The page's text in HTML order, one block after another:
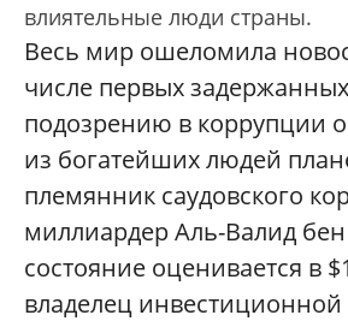
влиятельные люди страны.
Весь мир ошеломила
числе первых
подозрению в коррупции
из богатейших людей
племянник саудовского
миллиардер Аль-Валид
состояние оценивается в
владелец